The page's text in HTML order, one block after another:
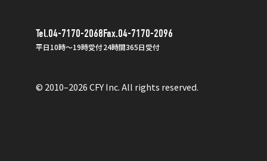
© 2010–2026 CFY Inc. All rights reserved.
Tel.04-7170-2068
平日10時〜19時受付
Fax.04-7170-2096
24時間365日受付